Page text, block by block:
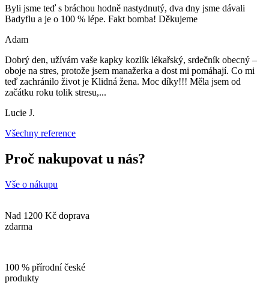
Byli jsme teď s bráchou hodně nastydnutý, dva dny jsme dávali
Badyflu a je o 100 % lépe. Fakt bomba! Děkujeme
Adam
Dobrý den, užívám vaše kapky kozlík lékařský, srdečník obecný –
oboje na stres, protože jsem manažerka a dost mi pomáhají. Co mi
teď zachránilo život je Klidná žena. Moc díky!!! Měla jsem od
začátku roku tolik stresu,...
Lucie J.
Všechny reference
Proč nakupovat u nás?
Vše o nákupu
Nad 1200 Kč doprava
zdarma
100 % přírodní české
produkty